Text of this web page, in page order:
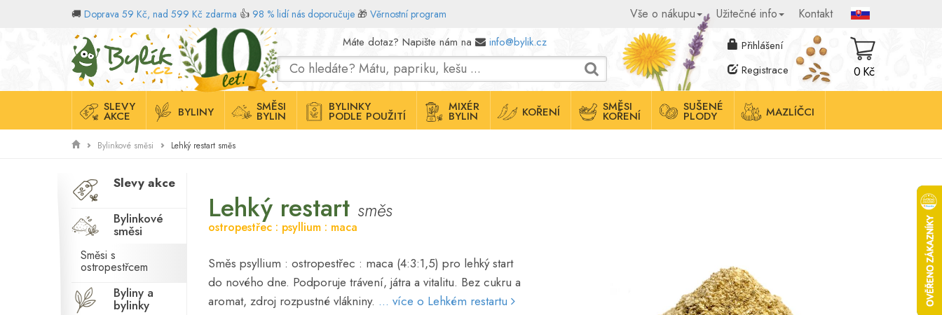
🚚 Doprava 59 Kč, nad 599 Kč zdarma 👍 98 % lidí nás doporučuje 🎁 Věrnostní program Vše o nákupu Užitečné info Kontakt
Domů Máte dotaz? Napište nám na info@bylik.cz
Přihlášení
Registrace
0 Kč
SLEVY
AKCE BYLINY SMĚSI
BYLIN
BYLINKY
PODLE POUŽITÍ
MIXÉR
BYLIN KOŘENÍ SMĚSI
KOŘENÍ
SUŠENÉ
PLODY MAZLÍČCI
Bylinkové směsi Lehký restart směs
Slevy akce
Bylinkové
směsi
Směsi s
ostropestřcem
Byliny a
bylinky
Lehký restart směs
ostropestřec : psyllium : maca
Směs psyllium : ostropestřec : maca (4:3:1,5) pro lehký start
do nového dne. Podporuje trávení, játra a vitalitu. Bez cukru a
aromat, zdroj rozpustné vlákniny. ... více o Lehkém restartu